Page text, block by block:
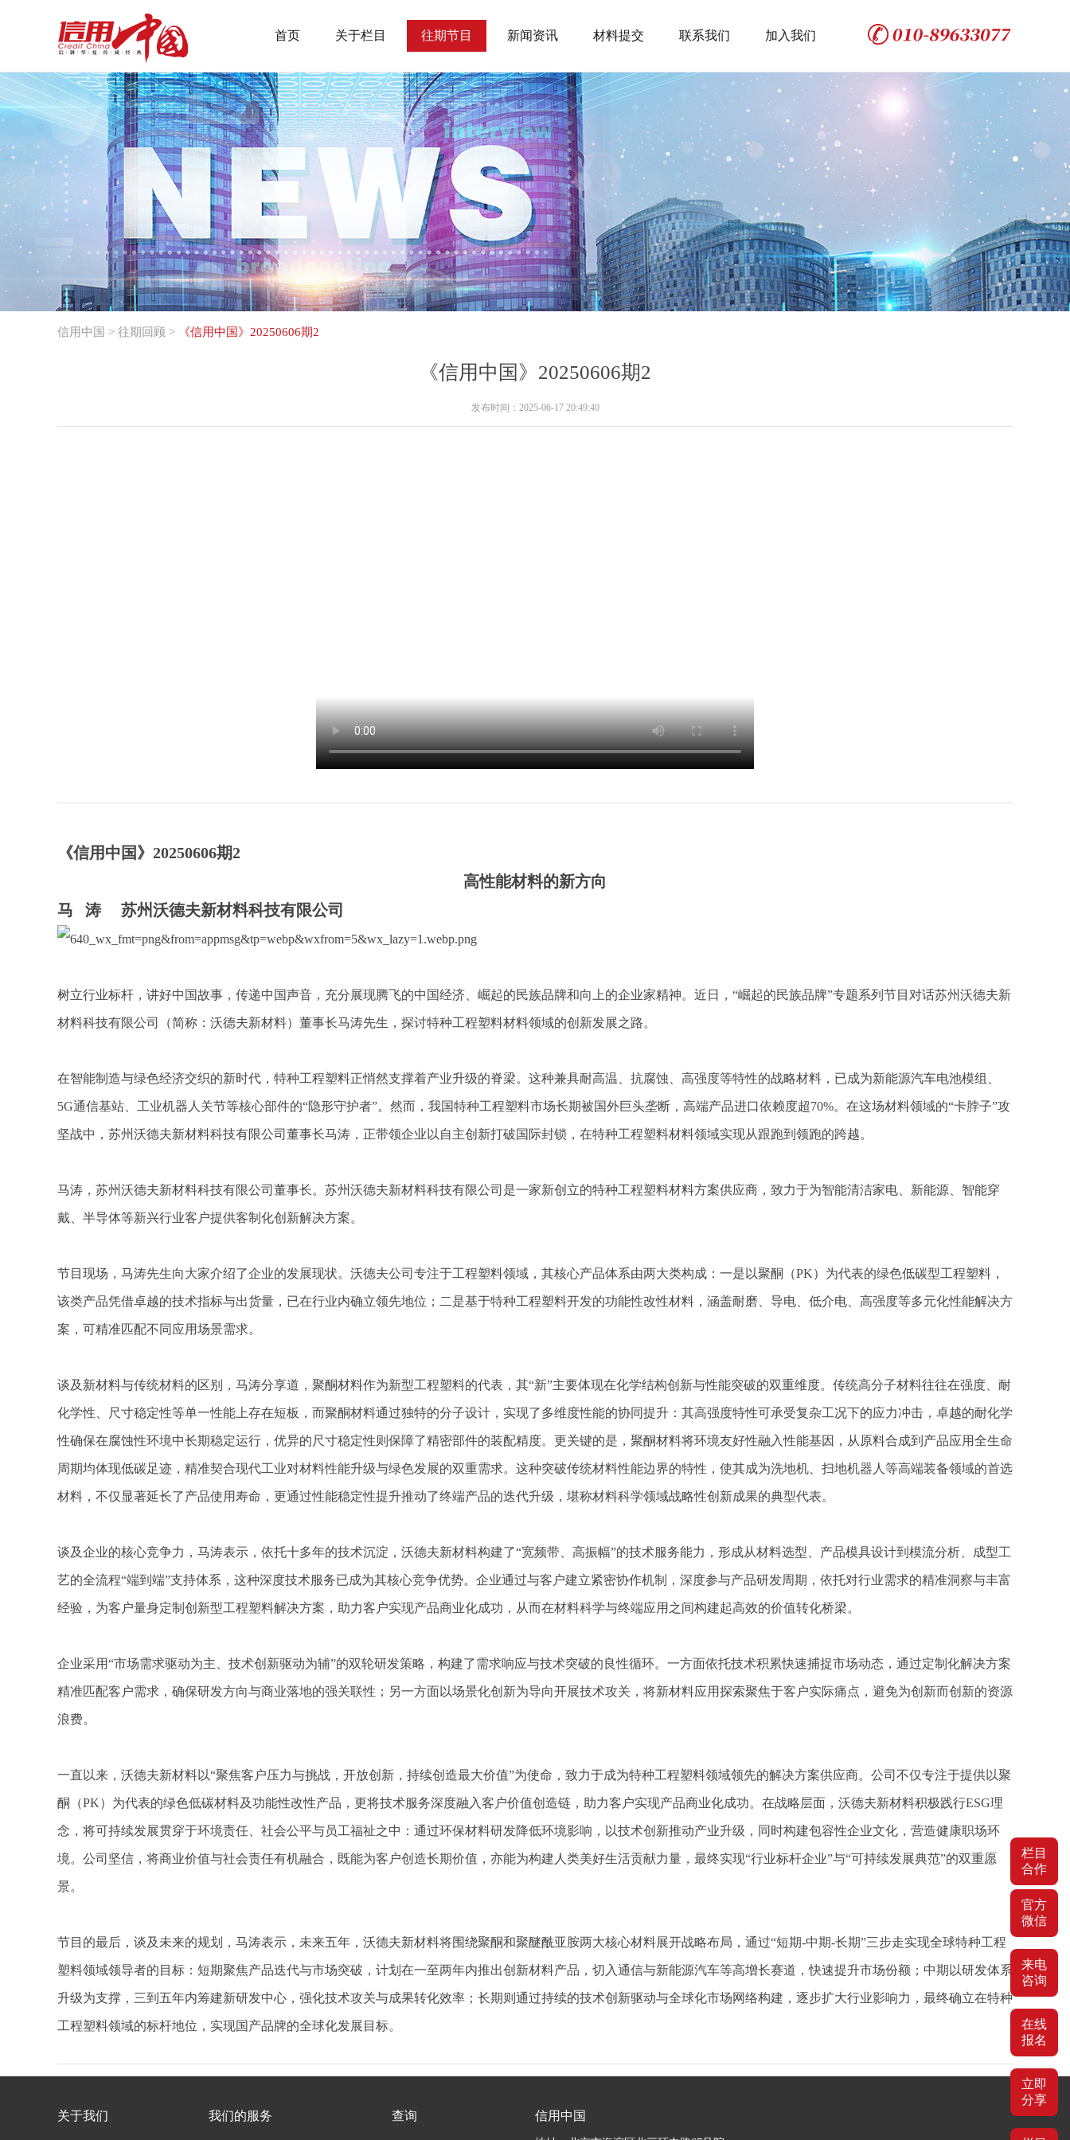
首页 关于栏目 往期节目 新闻资讯 材料提交 联系我们 加入我们
信用中国 > 往期回顾 > 《信用中国》20250606期2
《信用中国》20250606期2
发布时间：2025-06-17 20:49:40
《信用中国》20250606期2
高性能材料的新方向
马 涛 苏州沃德夫新材料科技有限公司
树立行业标杆，讲好中国故事，传递中国声音，充分展现腾飞的中国经济、崛起的民族品牌和向上的企业家精神。近日，“崛起的民族品牌”专题系列节目对话苏州沃德夫新
材料科技有限公司（简称：沃德夫新材料）董事长马涛先生，探讨特种工程塑料材料领域的创新发展之路。
在智能制造与绿色经济交织的新时代，特种工程塑料正悄然支撑着产业升级的脊梁。这种兼具耐高温、抗腐蚀、高强度等特性的战略材料，已成为新能源汽车电池模组、
5G通信基站、工业机器人关节等核心部件的“隐形守护者”。然而，我国特种工程塑料市场长期被国外巨头垄断，高端产品进口依赖度超70%。在这场材料领域的“卡脖子”攻
坚战中，苏州沃德夫新材料科技有限公司董事长马涛，正带领企业以自主创新打破国际封锁，在特种工程塑料材料领域实现从跟跑到领跑的跨越。
马涛，苏州沃德夫新材料科技有限公司董事长。苏州沃德夫新材料科技有限公司是一家新创立的特种工程塑料材料方案供应商，致力于为智能清洁家电、新能源、智能穿
戴、半导体等新兴行业客户提供客制化创新解决方案。
节目现场，马涛先生向大家介绍了企业的发展现状。沃德夫公司专注于工程塑料领域，其核心产品体系由两大类构成：一是以聚酮（PK）为代表的绿色低碳型工程塑料，
该类产品凭借卓越的技术指标与出货量，已在行业内确立领先地位；二是基于特种工程塑料开发的功能性改性材料，涵盖耐磨、导电、低介电、高强度等多元化性能解决方
案，可精准匹配不同应用场景需求。
谈及新材料与传统材料的区别，马涛分享道，聚酮材料作为新型工程塑料的代表，其“新”主要体现在化学结构创新与性能突破的双重维度。传统高分子材料往往在强度、耐
化学性、尺寸稳定性等单一性能上存在短板，而聚酮材料通过独特的分子设计，实现了多维度性能的协同提升：其高强度特性可承受复杂工况下的应力冲击，卓越的耐化学
性确保在腐蚀性环境中长期稳定运行，优异的尺寸稳定性则保障了精密部件的装配精度。更关键的是，聚酮材料将环境友好性融入性能基因，从原料合成到产品应用全生命
周期均体现低碳足迹，精准契合现代工业对材料性能升级与绿色发展的双重需求。这种突破传统材料性能边界的特性，使其成为洗地机、扫地机器人等高端装备领域的首选
材料，不仅显著延长了产品使用寿命，更通过性能稳定性提升推动了终端产品的迭代升级，堪称材料科学领域战略性创新成果的典型代表。
谈及企业的核心竞争力，马涛表示，依托十多年的技术沉淀，沃德夫新材料构建了“宽频带、高振幅”的技术服务能力，形成从材料选型、产品模具设计到模流分析、成型工
艺的全流程“端到端”支持体系，这种深度技术服务已成为其核心竞争优势。企业通过与客户建立紧密协作机制，深度参与产品研发周期，依托对行业需求的精准洞察与丰富
经验，为客户量身定制创新型工程塑料解决方案，助力客户实现产品商业化成功，从而在材料科学与终端应用之间构建起高效的价值转化桥梁。
企业采用“市场需求驱动为主、技术创新驱动为辅”的双轮研发策略，构建了需求响应与技术突破的良性循环。一方面依托技术积累快速捕捉市场动态，通过定制化解决方案
精准匹配客户需求，确保研发方向与商业落地的强关联性；另一方面以场景化创新为导向开展技术攻关，将新材料应用探索聚焦于客户实际痛点，避免为创新而创新的资源
浪费。
一直以来，沃德夫新材料以“聚焦客户压力与挑战，开放创新，持续创造最大价值”为使命，致力于成为特种工程塑料领域领先的解决方案供应商。公司不仅专注于提供以聚
酮（PK）为代表的绿色低碳材料及功能性改性产品，更将技术服务深度融入客户价值创造链，助力客户实现产品商业化成功。在战略层面，沃德夫新材料积极践行ESG理
念，将可持续发展贯穿于环境责任、社会公平与员工福祉之中：通过环保材料研发降低环境影响，以技术创新推动产业升级，同时构建包容性企业文化，营造健康职场环
境。公司坚信，将商业价值与社会责任有机融合，既能为客户创造长期价值，亦能为构建人类美好生活贡献力量，最终实现“行业标杆企业”与“可持续发展典范”的双重愿
景。
节目的最后，谈及未来的规划，马涛表示，未来五年，沃德夫新材料将围绕聚酮和聚醚酰亚胺两大核心材料展开战略布局，通过“短期-中期-长期”三步走实现全球特种工程
塑料领域领导者的目标：短期聚焦产品迭代与市场突破，计划在一至两年内推出创新材料产品，切入通信与新能源汽车等高增长赛道，快速提升市场份额；中期以研发体系
升级为支撑，三到五年内筹建新研发中心，强化技术攻关与成果转化效率；长期则通过持续的技术创新驱动与全球化市场网络构建，逐步扩大行业影响力，最终确立在特种
工程塑料领域的标杆地位，实现国产品牌的全球化发展目标。
关于我们 我们的服务 查询 信用中国
栏目
合作
官方
微信
来电
咨询
在线
报名
立即
分享